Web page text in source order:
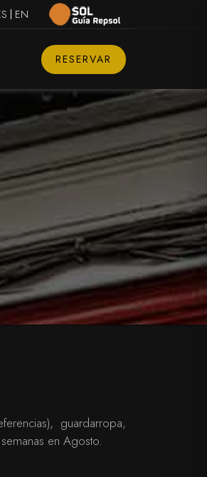
EN
RESERVAR
guardarropa,
en Agosto.